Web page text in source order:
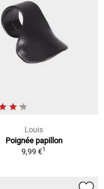
Louis
Poignée papillon
9,99 €1